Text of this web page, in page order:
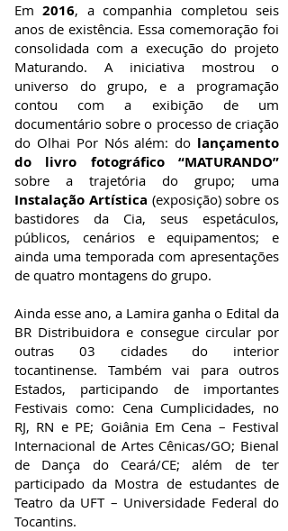
Em2016, a companhia completou seis
anos de existência. Essa comemoração foi
consolidada com a execução do projeto
Maturando. A iniciativa mostrou o
universo do grupo, e a programação
contou com a exibição de um
documentário sobre o processo de criação
do Olhai Por Nós além: do lançamento
do livro fotográfico
“MATURANDO”
sobre a trajetória do grupo; uma
Instalação Artística (exposição) sobre os
bastidores da Cia, seus espetáculos,
públicos, cenários e equipamentos; e
ainda uma temporada com apresentações
de quatro montagens do grupo.
Ainda esse ano, a Lamira ganha o Edital da
BR Distribuidora e consegue circular por
outras 03 cidades do interior
tocantinense. Também vai para outros
Estados, participando de importantes
Festivais como: Cena Cumplicidades, no
RJ, RN e PE; Goiânia Em Cena – Festival
Internacional de Artes Cênicas/GO; Bienal
de Dança do Ceará/CE; além de ter
participado da Mostra de estudantes de
Teatro da UFT – Universidade Federal do
Tocantins.